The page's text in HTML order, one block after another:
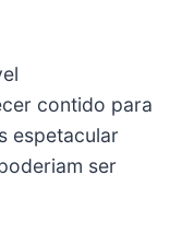
contido para
espetacular
ser